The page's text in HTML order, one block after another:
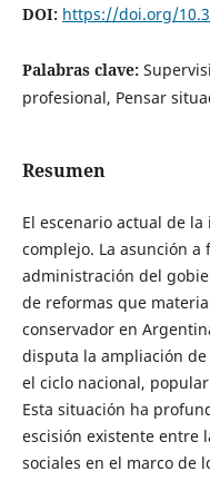
DOI: https://doi.org/
Palabras clave:
profesional, Pensar
Resumen
El escenario actual de
complejo. La asunción a
administración del
de reformas que
conservador en
disputa la ampliación
el ciclo nacional,
Esta situación ha
escisión existente entre
sociales en el marco de